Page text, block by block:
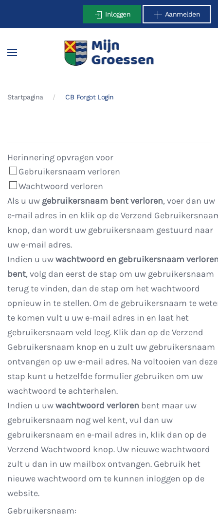
Terug naar hoofdinhoud
Inloggen Aanmelden
Startpagina CB Forgot Login
Herinnering opvragen voor
Gebruikersnaam verloren
Wachtwoord verloren
Als u uw gebruikersnaam bent verloren, voer dan uw
e-mail adres in en klik op de Verzend
knop, dan wordt uw gebruikersnaam gestuurd naar
uw e-mail adres.
Indien u uwwachtwoord en gebruikersnaam
bent, volg dan eerst de stap om uw gebruikersnaam
terug te vinden, dan de stap om het wachtwoord
opnieuw in te stellen. Om de gebruikersnaam te
te komen vult u uw e-mail adres in en laat het
gebruikersnaam veld leeg. Klik dan op de Verzend
Gebruikersnaam knop en u zult uw gebruikersnaam
ontvangen op uw e-mail adres. Na voltooien van deze
stap kunt u hetzelfde formulier gebruiken om uw
wachtwoord te achterhalen.
Indien u uwwachtwoord verloren bent maar uw
gebruikersnaam nog wel kent, vul dan uw
gebruikersnaam en e-mail adres in, klik dan op de
Verzend Wachtwoord knop. Uw nieuwe wachtwoord
zult u dan in uw mailbox ontvangen. Gebruik het
nieuwe wachtwoord om te kunnen inloggen op de
website.
Gebruikersnaam: